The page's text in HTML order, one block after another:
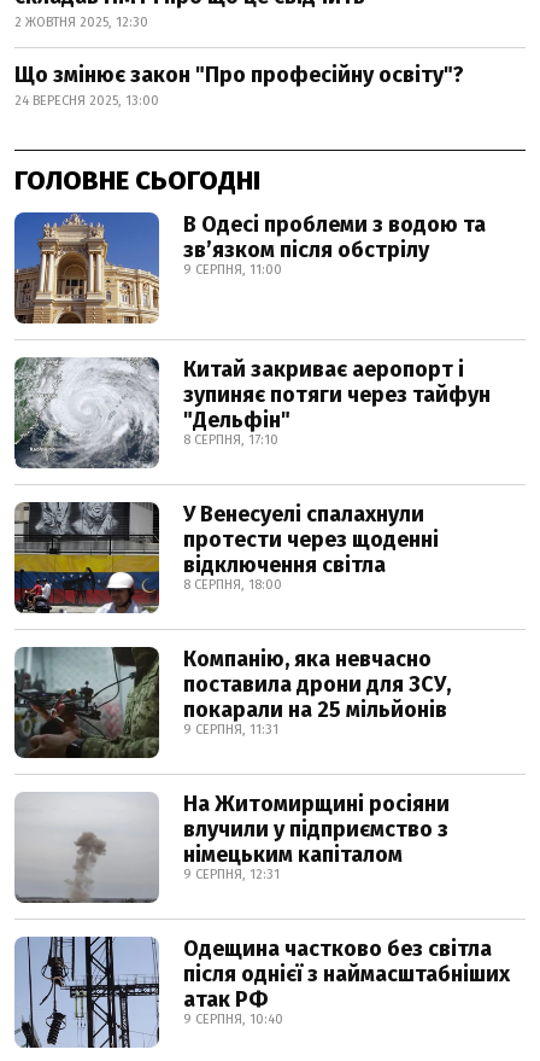
2 ЖОВТНЯ 2025, 12:30
Що змінює закон "Про професійну освіту"?
24 ВЕРЕСНЯ 2025, 13:00
ГОЛОВНЕ СЬОГОДНІ
В Одесі проблеми з водою та
звʼязком після обстрілу
9 СЕРПНЯ, 11:00
Китай закриває аеропорт і
зупиняє потяги через тайфун
"Дельфін"
8 СЕРПНЯ, 17:10
У Венесуелі спалахнули
протести через щоденні
відключення світла
8 СЕРПНЯ, 18:00
Компанію, яка невчасно
поставила дрони для ЗСУ,
покарали на 25 мільйонів
9 СЕРПНЯ, 11:31
На Житомирщині росіяни
влучили у підприємство з
німецьким капіталом
9 СЕРПНЯ, 12:31
Одещина частково без світла
після однієї з наймасштабніших
атак РФ
9 СЕРПНЯ, 10:40